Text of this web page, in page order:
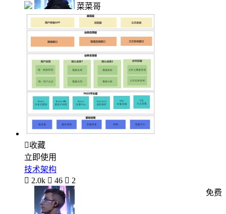
菜菜哥
收藏
立即使用
技术架构
 2.0k  46  2
免费